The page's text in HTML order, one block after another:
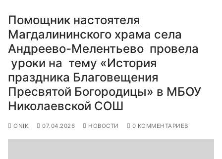
Помощник настоятеля
Магдалининского храма села
Андреево-Мелентьево провела
уроки на тему «История
праздника Благовещения
Пресвятой Богородицы» в МБОУ
Николаевской СОШ
ONIK 07.04.2026 НОВОСТИ 0 КОММЕНТАРИЕВ